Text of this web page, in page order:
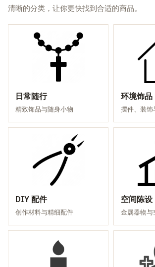
清晰的分类，让你更快找到合适的商品。
日常随行
精致饰品与随身小物
环境饰品
摆件、装饰
DIY 配件
创作材料与精细配件
空间陈设
金属器物与